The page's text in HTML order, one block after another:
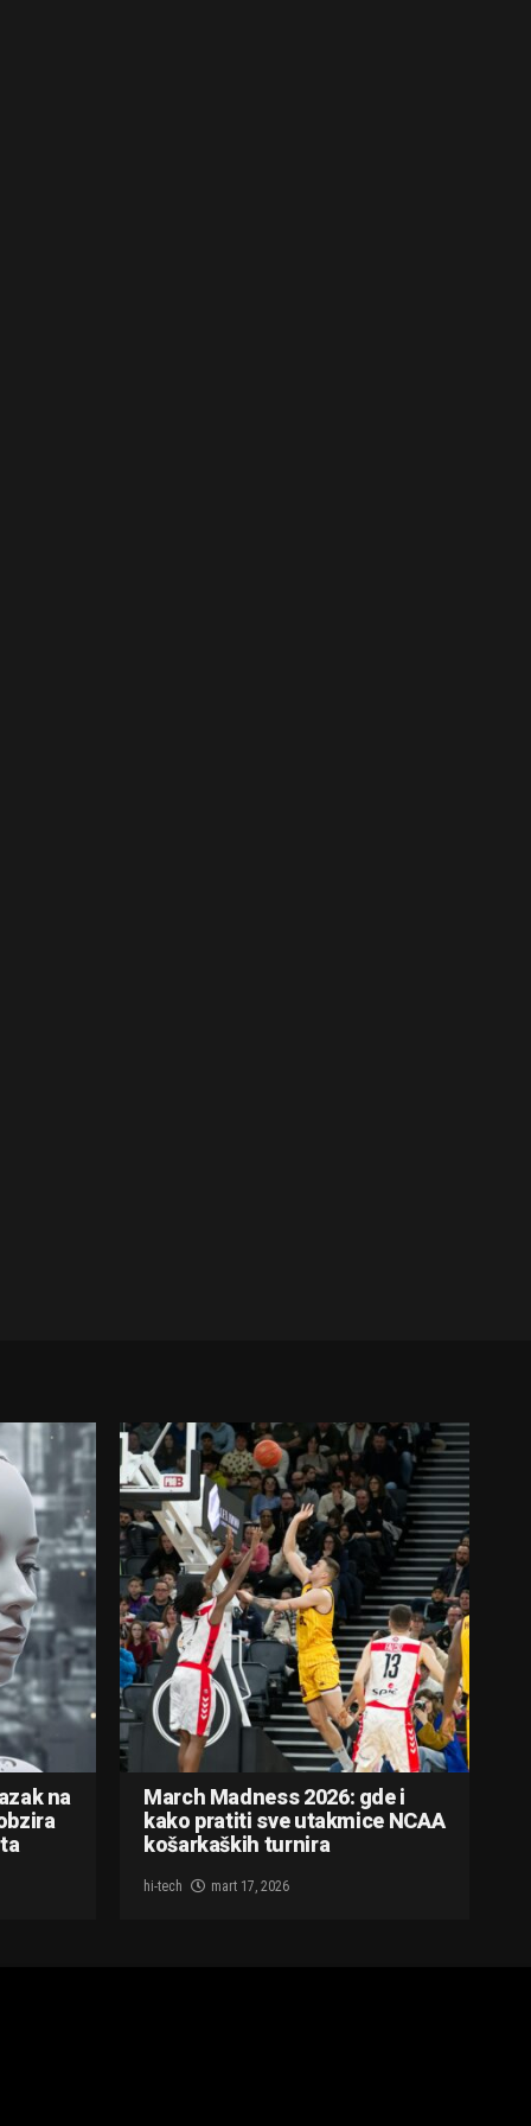
na March Madness 2026: gde i
kako pratiti sve utakmice NCAA
košarkaških turnira
hi-tech mart 17, 2026